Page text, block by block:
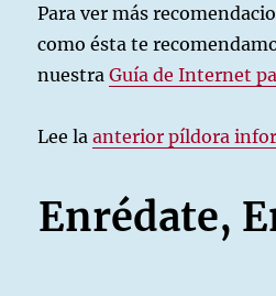
Para ver más
como ésta te
nuestraGuía de Internet
Lee laanterior píldora
Enrédate,